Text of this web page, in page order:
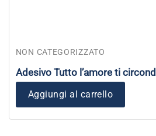
NON CATEGORIZZATO
Adesivo Tutto l’amore ti
Aggiungi al carrello